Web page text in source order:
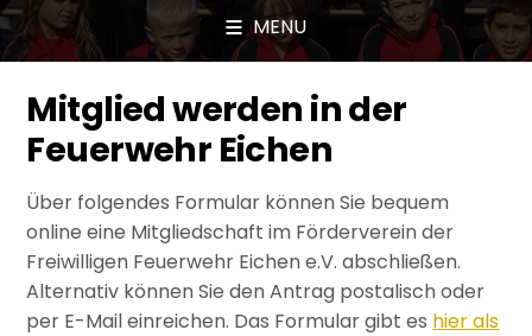
MENU
Mitglied werden in der
Feuerwehr Eichen
Über folgendes Formular können Sie bequem
online eine Mitgliedschaft im Förderverein der
Freiwilligen Feuerwehr Eichen e.V. abschließen.
Alternativ können Sie den Antrag postalisch oder
per E-Mail einreichen. Das Formular gibt es hier als